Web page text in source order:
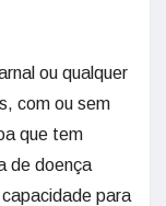
ou qualquer
com ou sem
que tem
de doença
para